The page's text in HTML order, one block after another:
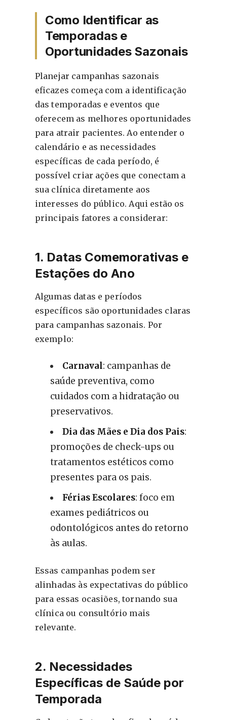
Como Identificar as
Temporadas e
Oportunidades Sazonais
Planejar campanhas sazonais
eficazes começa com a identificação
das temporadas e eventos que
oferecem as melhores oportunidades
para atrair pacientes. Ao entender o
calendário e as necessidades
específicas de cada período, é
possível criar ações que conectam a
sua clínica diretamente aos
interesses do público. Aqui estão os
principais fatores a considerar:
1. Datas Comemorativas e
Estações do Ano
Algumas datas e períodos
específicos são oportunidades claras
para campanhas sazonais. Por
exemplo:
Carnaval: campanhas de
saúde preventiva, como
cuidados com a hidratação ou
preservativos.
Dia das Mães e Dia dos Pais:
promoções de check-ups ou
tratamentos estéticos como
presentes para os pais.
Férias Escolares: foco em
exames pediátricos ou
odontológicos antes do retorno
às aulas.
Essas campanhas podem ser
alinhadas às expectativas do público
para essas ocasiões, tornando sua
clínica ou consultório mais
relevante.
2. Necessidades
Específicas de Saúde por
Temporada